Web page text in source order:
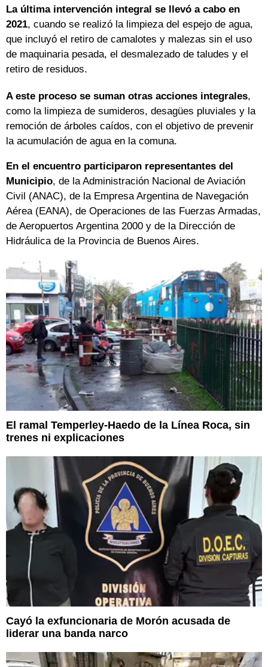
La última intervención integral se llevó a cabo en
2021, cuando se realizó la limpieza del espejo de agua,
que incluyó el retiro de camalotes y malezas sin el uso
de maquinaria pesada, el desmalezado de taludes y el
retiro de residuos.
A este proceso se suman otras acciones integrales,
como la limpieza de sumideros, desagües pluviales y la
remoción de árboles caídos, con el objetivo de prevenir
la acumulación de agua en la comuna.
En el encuentro participaron representantes del
Municipio, de la Administración Nacional de Aviación
Civil (ANAC), de la Empresa Argentina de Navegación
Aérea (EANA), de Operaciones de las Fuerzas Armadas,
de Aeropuertos Argentina 2000 y de la Dirección de
Hidráulica de la Provincia de Buenos Aires.
El ramal Temperley-Haedo de la Línea Roca, sin
trenes ni explicaciones
Cayó la exfuncionaria de Morón acusada de
liderar una banda narco